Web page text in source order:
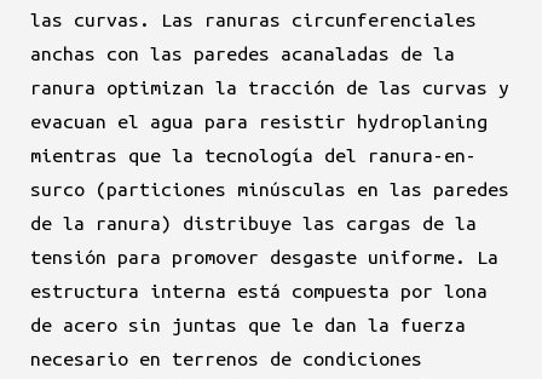
las curvas. Las ranuras circunferenciales
anchas con las paredes acanaladas de la
ranura optimizan la tracción de las curvas y
evacuan el agua para resistir hydroplaning
mientras que la tecnología del ranura-en-
surco (particiones minúsculas en las paredes
de la ranura) distribuye las cargas de la
tensión para promover desgaste uniforme. La
estructura interna está compuesta por lona
de acero sin juntas que le dan la fuerza
necesario en terrenos de condiciones